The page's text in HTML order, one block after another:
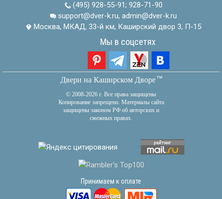
(495) 928-55-91; 928-71-90
support@dver-k.ru, admin@dver-k.ru
Москва, МКАД, 33-й км, Каширский двор 3, П-15
Мы в соцсетях
Двери на Каширском Дворетм
© 2008-2026 г. Все права защищены
Копирование запрещено. Материалы сайта
защищены законом РФ об авторских и
смежных правах.
Принимаем к оплате